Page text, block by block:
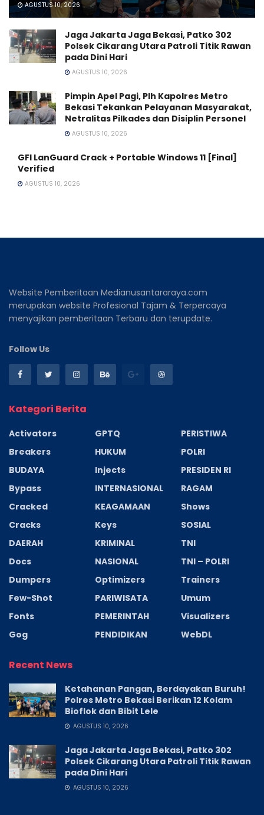
AGUSTUS 10, 2026
Jaga Jakarta Jaga Bekasi, Patko 302
Polsek Cikarang Utara Patroli Titik Rawan
pada Dini Hari
AGUSTUS 10, 2026
Pimpin Apel Pagi, Plh Kapolres Metro
Bekasi Tekankan Pelayanan Masyarakat,
Netralitas Pilkades dan Disiplin Personel
AGUSTUS 10, 2026
GFI LanGuard Crack + Portable Windows 11 [Final]
Verified
AGUSTUS 10, 2026
Website Pemberitaan Medianusantararaya.com
merupakan website Profesional Tajam & Terpercaya
menyajikan pemberitaan Terbaru dan terupdate.
Follow Us
Kategori Berita
Activators
Breakers
BUDAYA
Bypass
Cracked
Cracks
DAERAH
Docs
Dumpers
Few-Shot
Fonts
Gog
GPTQ
HUKUM
Injects
INTERNASIONAL
KEAGAMAAN
Keys
KRIMINAL
NASIONAL
Optimizers
PARIWISATA
PEMERINTAH
PENDIDIKAN
PERISTIWA
POLRI
PRESIDEN RI
RAGAM
Shows
SOSIAL
TNI
TNI – POLRI
Trainers
Umum
Visualizers
WebDL
Recent News
Ketahanan Pangan, Berdayakan Buruh!
Polres Metro Bekasi Berikan 12 Kolam
Bioflok dan Bibit Lele
AGUSTUS 10, 2026
Jaga Jakarta Jaga Bekasi, Patko 302
Polsek Cikarang Utara Patroli Titik Rawan
pada Dini Hari
AGUSTUS 10, 2026